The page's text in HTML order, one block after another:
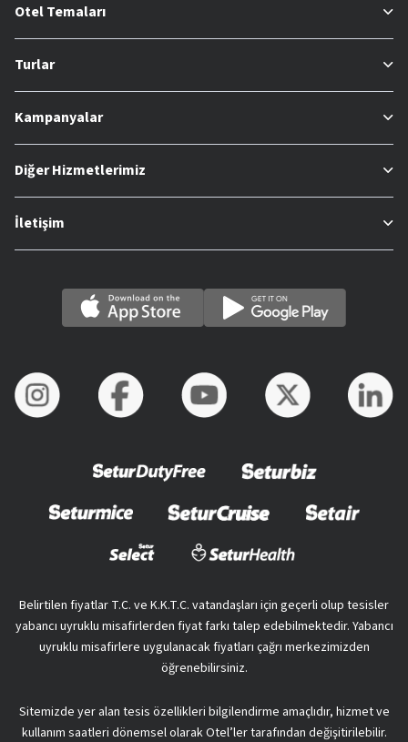
Otel Temaları
Turlar
Kampanyalar
Diğer Hizmetlerimiz
İletişim
Belirtilen fiyatlar T.C. ve K.K.T.C. vatandaşları için geçerli olup tesisler
yabancı uyruklu misafirlerden fiyat farkı talep edebilmektedir. Yabancı
uyruklu misafirlere uygulanacak fiyatları çağrı merkezimizden
öğrenebilirsiniz.
Sitemizde yer alan tesis özellikleri bilgilendirme amaçlıdır, hizmet ve
kullanım saatleri dönemsel olarak Otel’ler tarafından değişitirilebilir.